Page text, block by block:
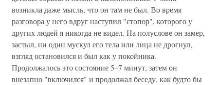
возникла даже мысль, что он там не был. Во время
разговора у него вдруг наступил "стопор", которого у
других людей я никогда не видел. На полуслове он замер,
застыл, ни один мускул его тела или лица не дрогнул,
взгляд остановился и был как у покойника.
Продолжалось это состояние 5–7 минут, затем он
внезапно "включился" и продолжал беседу, как будто бы